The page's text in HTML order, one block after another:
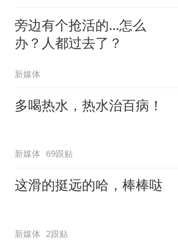
旁边有个抢活的…怎么
办？人都过去了？
新媒体
多喝热水，热水治百病！
新媒体 69跟贴
这滑的挺远的哈，棒棒哒
新媒体 2跟贴